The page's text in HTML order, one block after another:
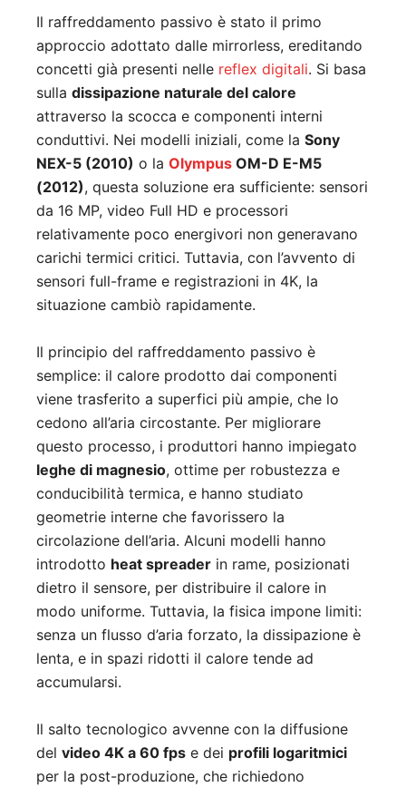
Il raffreddamento passivo è stato il primo
approccio adottato dalle mirrorless, ereditando
concetti già presenti nelle reflex digitali. Si basa
sulla dissipazione naturale del calore
attraverso la scocca e componenti interni
conduttivi. Nei modelli iniziali, come la Sony
NEX-5 (2010) o la Olympus OM-D E-M5
(2012), questa soluzione era sufficiente: sensori
da 16 MP, video Full HD e processori
relativamente poco energivori non generavano
carichi termici critici. Tuttavia, con l’avvento di
sensori full-frame e registrazioni in 4K, la
situazione cambiò rapidamente.
Il principio del raffreddamento passivo è
semplice: il calore prodotto dai componenti
viene trasferito a superfici più ampie, che lo
cedono all’aria circostante. Per migliorare
questo processo, i produttori hanno impiegato
leghe di magnesio, ottime per robustezza e
conducibilità termica, e hanno studiato
geometrie interne che favorissero la
circolazione dell’aria. Alcuni modelli hanno
introdotto heat spreader in rame, posizionati
dietro il sensore, per distribuire il calore in
modo uniforme. Tuttavia, la fisica impone limiti:
senza un flusso d’aria forzato, la dissipazione è
lenta, e in spazi ridotti il calore tende ad
accumularsi.
Il salto tecnologico avvenne con la diffusione
del video 4K a 60 fps e dei profili logaritmici
per la post-produzione, che richiedono